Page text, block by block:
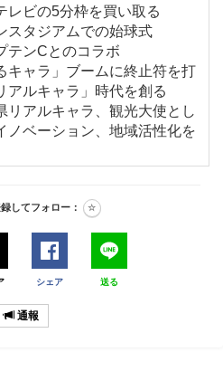
レビの5分枠を買い取る
スタジアムでの始球式
テンCとのコラボ
キャラ」ブームに終止符を打
アルキャラ」時代を創る
リアルキャラ、観光大使とし
ノベーション、地域活性化を
してフォロー：
シェア 送る
通報